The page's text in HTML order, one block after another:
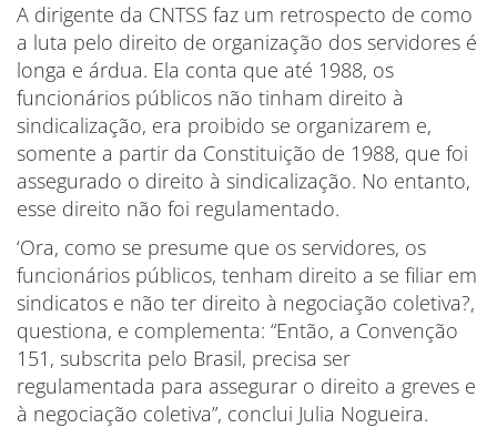
A dirigente da CNTSS faz um retrospecto de como
a luta pelo direito de organização dos servidores é
longa e árdua. Ela conta que até 1988, os
funcionários públicos não tinham direito à
sindicalização, era proibido se organizarem e,
somente a partir da Constituição de 1988, que foi
assegurado o direito à sindicalização. No entanto,
esse direito não foi regulamentado.
‘Ora, como se presume que os servidores, os
funcionários públicos, tenham direito a se filiar em
sindicatos e não ter direito à negociação coletiva?,
questiona, e complementa: “Então, a Convenção
151, subscrita pelo Brasil, precisa ser
regulamentada para assegurar o direito a greves e
à negociação coletiva”, conclui Julia Nogueira.